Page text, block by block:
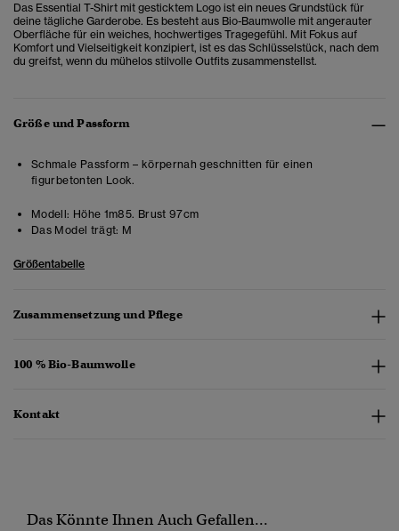
Das Essential T-Shirt mit gesticktem Logo ist ein neues Grundstück für
deine tägliche Garderobe. Es besteht aus Bio-Baumwolle mit angerauter
Oberfläche für ein weiches, hochwertiges Tragegefühl. Mit Fokus auf
Komfort und Vielseitigkeit konzipiert, ist es das Schlüsselstück, nach dem
du greifst, wenn du mühelos stilvolle Outfits zusammenstellst.
Größe und Passform
Schmale Passform – körpernah geschnitten für einen
figurbetonten Look.
Modell: Höhe 1m85. Brust 97cm
Das Model trägt: M
Größentabelle
Zusammensetzung und Pflege
100 % Bio-Baumwolle
Kontakt
Das Könnte Ihnen Auch Gefallen...